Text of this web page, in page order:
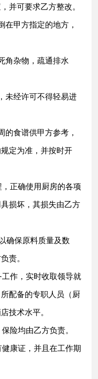
并可要求乙方整改。
在甲方指定的地方，
角杂物，疏通排水
未经许可不得轻易进
的食谱供甲方参考，
定为准，并按时开
正确使用厨房的各项
损坏，其损失由乙方
确保原料质量及数
责。
作，实时收取领导就
配备的专职人员（厨
技术水平。
险均由乙方负责。
康证，并且在工作期